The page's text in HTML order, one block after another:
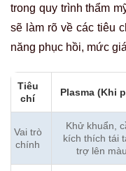
trong quy trình thẩm
sẽ làm rõ về các tiêu
năng phục hồi, mức
Tiêu
chí
Plasma (Khi
Vai trò
chính
Khử khuẩn,
kích thích tái
trợ lên